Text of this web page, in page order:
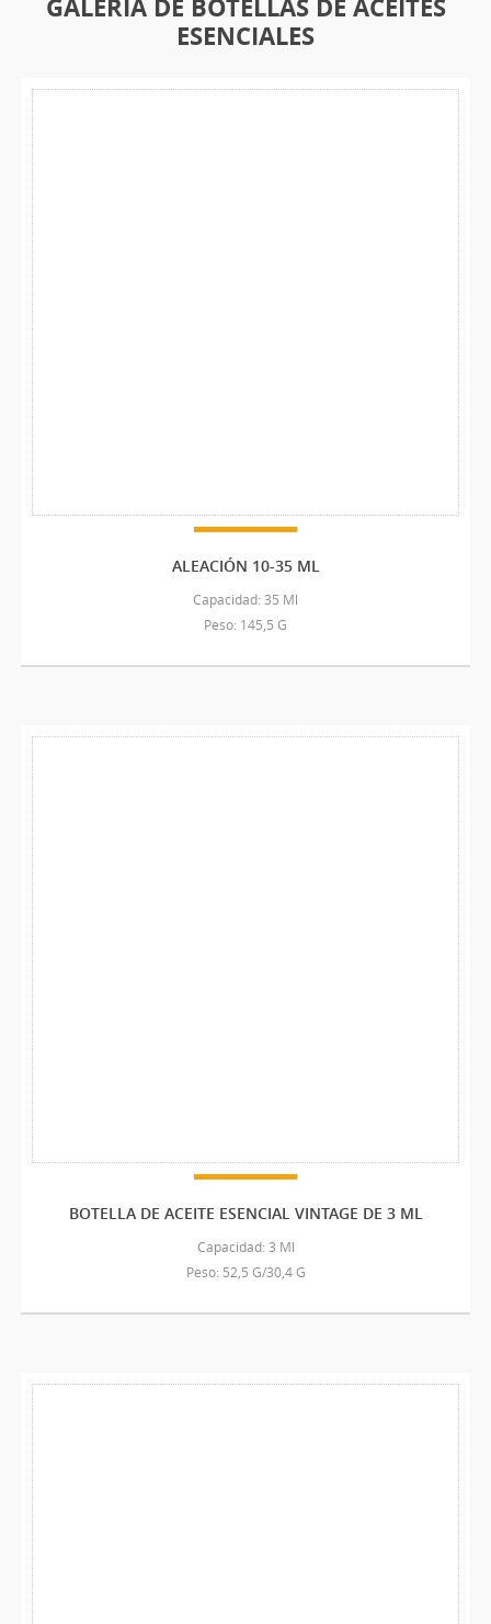
GALERÍA DE BOTELLAS DE ACEITES
ESENCIALES
ALEACIÓN 10-35 ML
Capacidad: 35 Ml
Peso: 145,5 G
BOTELLA DE ACEITE ESENCIAL VINTAGE DE 3 ML
Capacidad: 3 Ml
Peso: 52,5 G/30,4 G